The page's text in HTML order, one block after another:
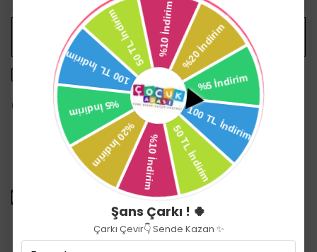
WHATSAPP
1500 TL üzeri ücretsiz kargo
14 gün içinde iade değişim
Ürün Açıklaması
PREGO ÇINGIRAKLI OYUNCAKLAR FİL P210641
Şans Çarkı ! 🍀
Çarkı Çevir👇 Sende Kazan ✨